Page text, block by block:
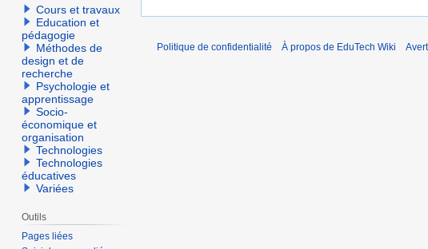
Cours et travaux
Education et
pédagogie
Méthodes de
design et de
recherche
Psychologie et
apprentissage
Socio-
économique et
organisation
Technologies
Technologies
éducatives
Variées
Outils
Pages liées
Politique de confidentialité À propos de EduTech Wiki